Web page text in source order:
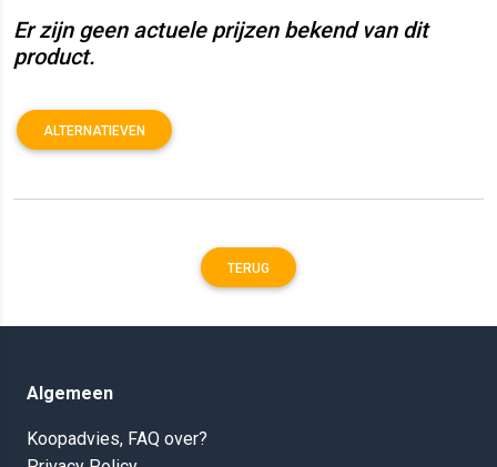
Er zijn geen actuele prijzen bekend van dit
product.
ALTERNATIEVEN
TERUG
Algemeen
Koopadvies, FAQ over?